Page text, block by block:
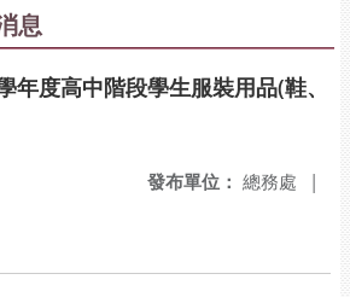
息
年度高中階段學生服裝用品(鞋、
發布單位： 總務處 |